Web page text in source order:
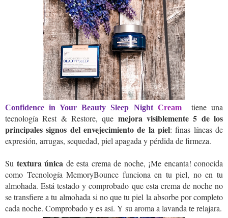
Confidence in Your Beauty Sleep Night Creamtiene una
tecnología Rest & Restore, que mejora visiblemente 5 de los
principales signos del envejecimiento de la piel: finas líneas de
expresión, arrugas, sequedad, piel apagada y pérdida de firmeza.
Su textura única de esta crema de noche, ¡Me encanta! conocida
como Tecnología MemoryBounce funciona en tu piel, no en tu
almohada. Está testado y comprobado que esta crema de noche no
se transfiere a tu almohada si no que tu piel la absorbe por completo
cada noche. Comprobado y es así. Y su aroma a lavanda te relajara.